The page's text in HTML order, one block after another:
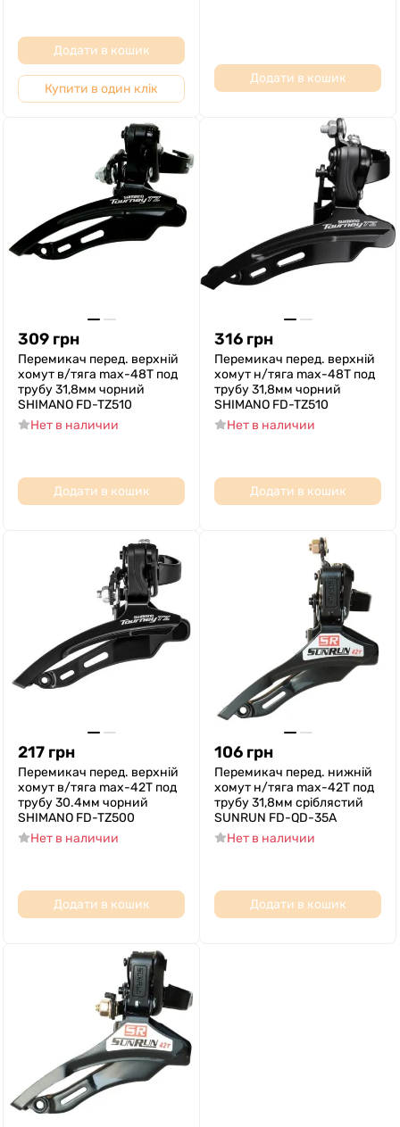
Додати в кошик
Купити в один клік
Додати в кошик
309 грн
Перемикач перед. верхній
хомут в/тяга max-48T под
трубу 31,8мм чорний
SHIMANO FD-TZ510
Нет в наличии
Додати в кошик
316 грн
Перемикач перед. верхній
хомут н/тяга max-48T под
трубу 31,8мм чорний
SHIMANO FD-TZ510
Нет в наличии
Додати в кошик
217 грн
Перемикач перед. верхній
хомут в/тяга max-42T под
трубу 30.4мм чорний
SHIMANO FD-TZ500
Нет в наличии
Додати в кошик
106 грн
Перемикач перед. нижній
хомут н/тяга max-42T под
трубу 31,8мм срiблястий
SUNRUN FD-QD-35A
Нет в наличии
Додати в кошик